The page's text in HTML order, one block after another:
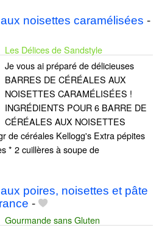
noisettes caramélisées -
Les Délices de Sandstyle
Je vous ai préparé de délicieuses
BARRES DE CÉRÉALES AUX
NOISETTES CARAMÉLISÉES !
INGRÉDIENTS POUR 6 BARRE DE
CÉRÉALES AUX NOISETTES
de céréales Kellogg's Extra pépites
* 2 cuillères à soupe de
poires, noisettes et pâte
-
Gourmande sans Gluten